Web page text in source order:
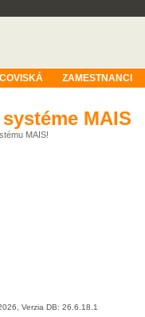
ZAMESTNANCI
MAIS
MAIS!
Verzia DB: 26.6.18.1